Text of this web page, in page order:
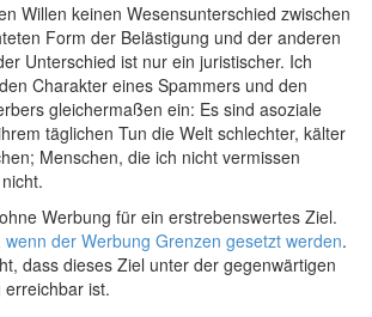
Willen keinen Wesensunterschied zwischen
Form der Belästigung und der anderen
Unterschied ist nur ein juristischer. Ich
Charakter eines Spammers und den
gleichermaßen ein: Es sind asoziale
täglichen Tun die Welt schlechter, kälter
Menschen, die ich nicht vermissen
Werbung für ein erstrebenswertes Ziel.
wenn der Werbung Grenzen gesetzt werden.
dass dieses Ziel unter der gegenwärtigen
ist.